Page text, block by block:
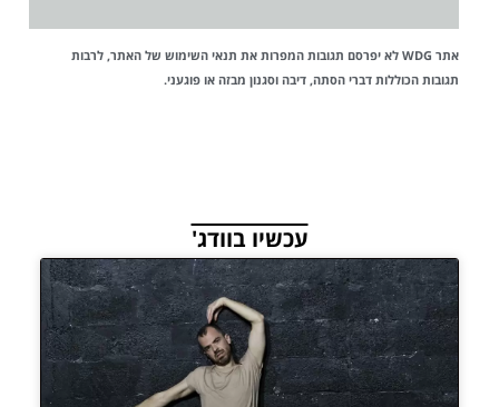
אתר WDG לא יפרסם תגובות המפרות את תנאי השימוש של האתר, לרבות
תגובות הכוללות דברי הסתה, דיבה וסגנון מבזה או פוגעני.
עכשיו בוודג'